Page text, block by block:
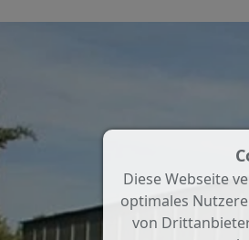
Diese Webseite
optimales
von